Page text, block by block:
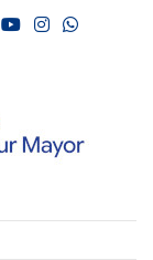
youtube